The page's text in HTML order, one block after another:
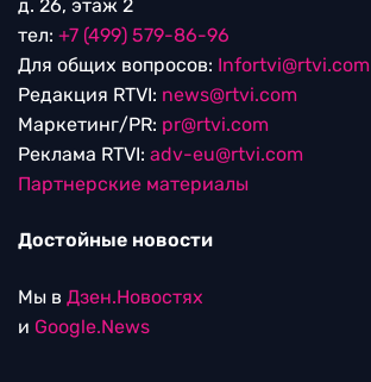
д. 26, этаж 2
тел: +7 (499) 579-86-96
Для общих вопросов: Infortvi@rtvi.com
Редакция RTVI: news@rtvi.com
Маркетинг/PR: pr@rtvi.com
Реклама RTVI: adv-eu@rtvi.com
Партнерские материалы
Достойные новости
Мы в Дзен.Новостях
и Google.News